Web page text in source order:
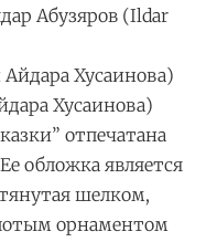
Абузяров (Ildar
Хусаинова)
Хусаинова)
отпечатана
обложка является
шелком,
орнаментом